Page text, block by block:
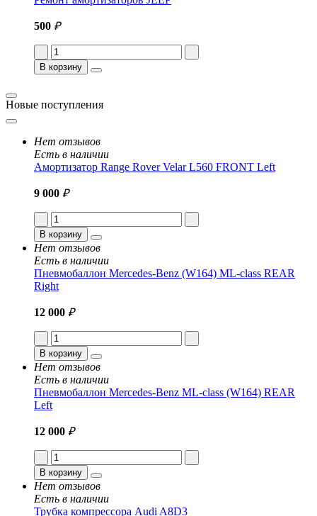
500 ₽
В корзину
Новые поступления
Нет отзывов
Есть в наличии
Амортизатор Range Rover Velar L560 FRONT Left
9 000 ₽
В корзину
Нет отзывов
Есть в наличии
Пневмобаллон Mercedes-Benz (W164) ML-class REAR
Right
12 000 ₽
В корзину
Нет отзывов
Есть в наличии
Пневмобаллон Mercedes-Benz ML-class (W164) REAR
Left
12 000 ₽
В корзину
Нет отзывов
Есть в наличии
Трубка компрессора Audi A8D3